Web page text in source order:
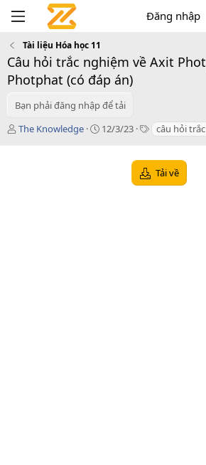
Đăng nhập
Tài liệu Hóa học 11
Câu hỏi trắc nghiệm về Axit
Photphat (có đáp án)
Bạn phải đăng nhập để tải
T
The Knowledge
C12/3/23
T câu hỏi
Tải về